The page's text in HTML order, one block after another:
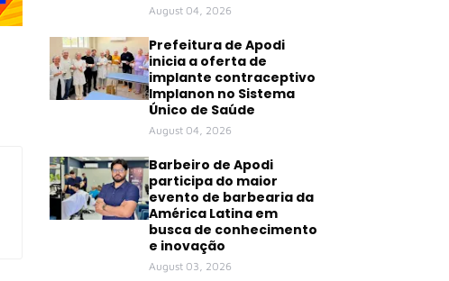
August 04, 2026
Prefeitura de Apodi
inicia a oferta de
implante contraceptivo
Implanon no Sistema
Único de Saúde
August 04, 2026
Barbeiro de Apodi
participa do maior
evento de barbearia da
América Latina em
busca de conhecimento
e inovação
August 03, 2026